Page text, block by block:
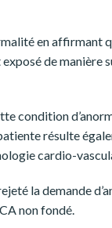
en affirmant
de manière
condition
résulte
cardio-
la demande
non fondé.